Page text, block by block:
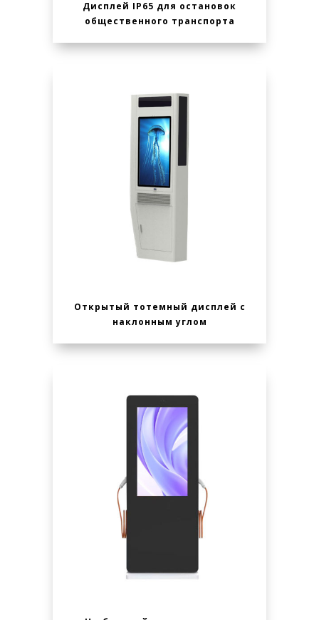
Дисплей IP65 для остановок
общественного транспорта
Открытый тотемный дисплей с
наклонным углом